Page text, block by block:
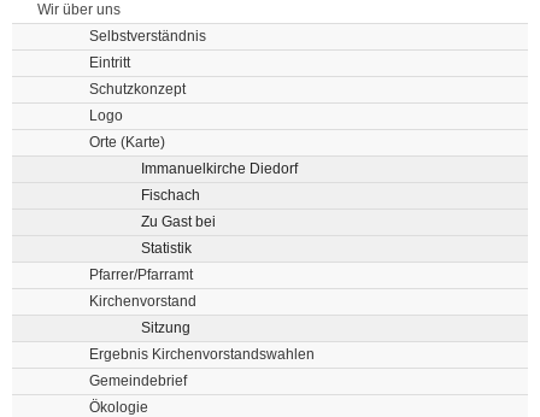
Wir über uns
Selbstverständnis
Eintritt
Schutzkonzept
Logo
Orte (Karte)
Immanuelkirche Diedorf
Fischach
Zu Gast bei
Statistik
Pfarrer/Pfarramt
Kirchenvorstand
Sitzung
Ergebnis Kirchenvorstandswahlen
Gemeindebrief
Ökologie